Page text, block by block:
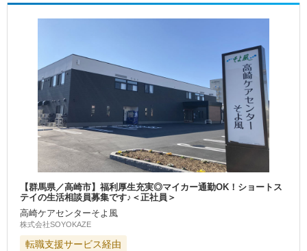
【群馬県／高崎市】福利厚生充実◎マイカー通勤OK！ショートス
テイの生活相談員募集です♪＜正社員＞
高崎ケアセンターそよ風
株式会社SOYOKAZE
転職支援サービス経由